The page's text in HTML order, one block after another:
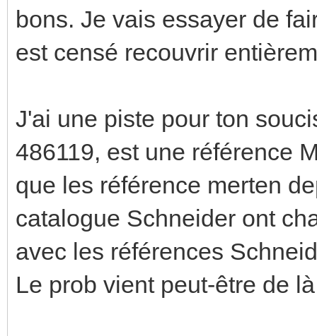
bons. Je vais essayer de
est censé recouvrir
J'ai une piste pour ton
486119, est une référence
que les référence merten
catalogue Schneider ont
avec les références
Le prob vient peut-être de